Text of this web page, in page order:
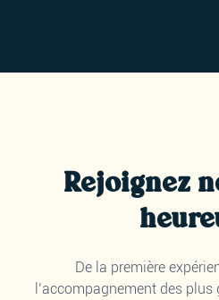
Rejoignez
De la première
l’accompagnement des